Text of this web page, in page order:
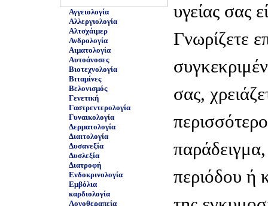
Αγγειολογία
Αλλεργιολογία
Αλτσχάιμερ
Ανδρολογία
Αιματολογία
Αυτοάνοσες
Βιοτεχνολογία
Βιταμίνες
Βελονισμός
Γενετική
Γαστρεντερολογία
Γυναικολογία
Δερματολογία
Διαιτολογία
Δυσανεξία
Δυσλεξία
Διατροφή
Ενδοκρινολογία
Εμβόλια
καρδιολογία
Λογοθεραπεία
υγείας σας
Γνωρίζετε
σας,
παράδειγμα,
περιόδου ή